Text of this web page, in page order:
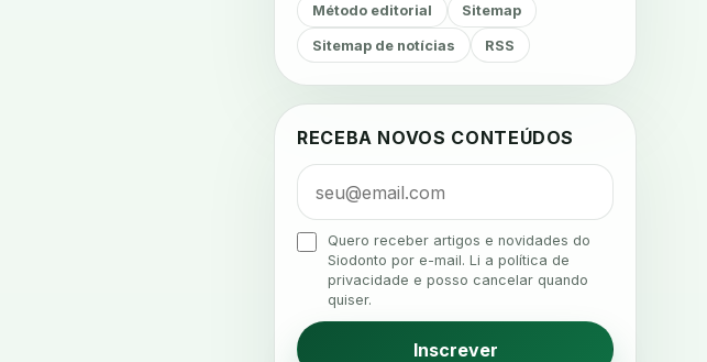
adesao odontologica
adesao tratamento
agenda inteligente
agenda odontologica
agendamento
agendamento digital
agendamento inteligente
Método editorial Sitemap
Sitemap de notícias RSS
RECEBA NOVOS CONTEÚDOS
Quero receber artigos e novidades do
Siodonto por e-mail. Li a política de
privacidade e posso cancelar quando
quiser.
Inscrever